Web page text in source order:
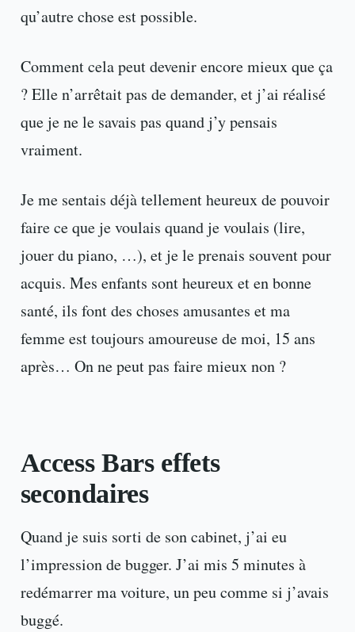
qu’autre chose est possible.
Comment cela peut devenir encore mieux que ça
? Elle n’arrêtait pas de demander, et j’ai réalisé
que je ne le savais pas quand j’y pensais
vraiment.
Je me sentais déjà tellement heureux de pouvoir
faire ce que je voulais quand je voulais (lire,
jouer du piano, …), et je le prenais souvent pour
acquis. Mes enfants sont heureux et en bonne
santé, ils font des choses amusantes et ma
femme est toujours amoureuse de moi, 15 ans
après… On ne peut pas faire mieux non ?
Access Bars effets
secondaires
Quand je suis sorti de son cabinet, j’ai eu
l’impression de bugger. J’ai mis 5 minutes à
redémarrer ma voiture, un peu comme si j’avais
buggé.